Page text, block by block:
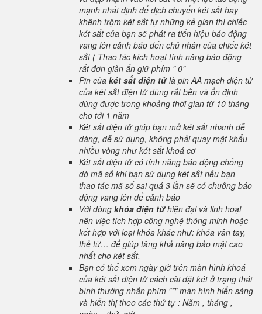
mạnh nhất định để dịch chuyển két sắt hay
khênh trộm két sắt tự những kẻ gian thì chiếc
két sắt của bạn sẽ phát ra tiến hiệu báo động
vang lên cảnh báo đến chủ nhân của chiếc két
sắt ( Thao tác kích hoạt tính năng báo động
rất đơn giản ấn giữ phím " 0"
Pin của két sắt điện tửlà pin AA mạch điện tử
của két sắt điện tử dùng rất bền và ổn định
dùng được trong khoảng thời gian từ 10 tháng
cho tới 1 năm
Két sắt điện tử giúp bạn mở két sắt nhanh dễ
dàng, dễ sử dụng, không phải quay mật khẩu
nhiều vòng như két sắt khoá cơ
Két sắt điện tử có tính năng báo động chống
dò mã số khi bạn sử dụng két sắt nếu bạn
thao tác mã số sai quá 3 lần sẽ có chuông báo
động vang lên để cảnh báo
Với dòng khóa điện tửhiện đại và linh hoạt
nên việc tích hợp công nghệ thông minh hoặc
kết hợp với loại khóa khác như: khóa vân tay,
thẻ từ… để giúp tăng khả năng bảo mật cao
nhất cho két sắt.
Bạn có thể xem ngày giờ trên màn hình khoá
của két sắt điện tử cách cài đặt két ở trạng thái
bình thường nhấn phím "*" màn hình hiển sáng
và hiển thị theo các thứ tự : Năm , tháng ,